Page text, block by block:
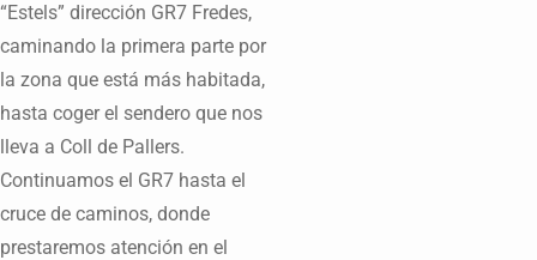
“Estels” dirección GR7 Fredes,
caminando la primera parte por
la zona que está más habitada,
hasta coger el sendero que nos
lleva a Coll de Pallers.
Continuamos el GR7 hasta el
cruce de caminos, donde
prestaremos atención en el